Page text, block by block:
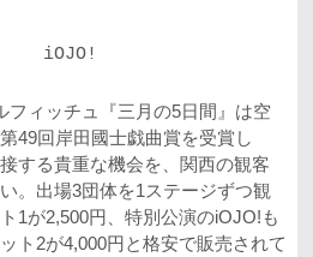
フィッチュ『三月の5日間』は空
49回岸田國士戯曲賞を受賞し
する貴重な機会を、関西の観客
。出場3団体を1ステージずつ観
1が2,500円、特別公演のiOJO!も
ト2が4,000円と格安で販売されて